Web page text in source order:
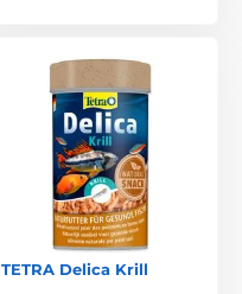
TETRA Delica Krill